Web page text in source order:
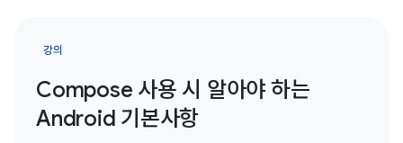
강의
Compose 사용 시 알아야 하는
Android 기본사항